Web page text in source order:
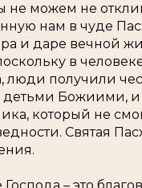
не можем не
нам в чуде
и даре вечной
в
люди получили
детьми Божиими, и
который не
Святая